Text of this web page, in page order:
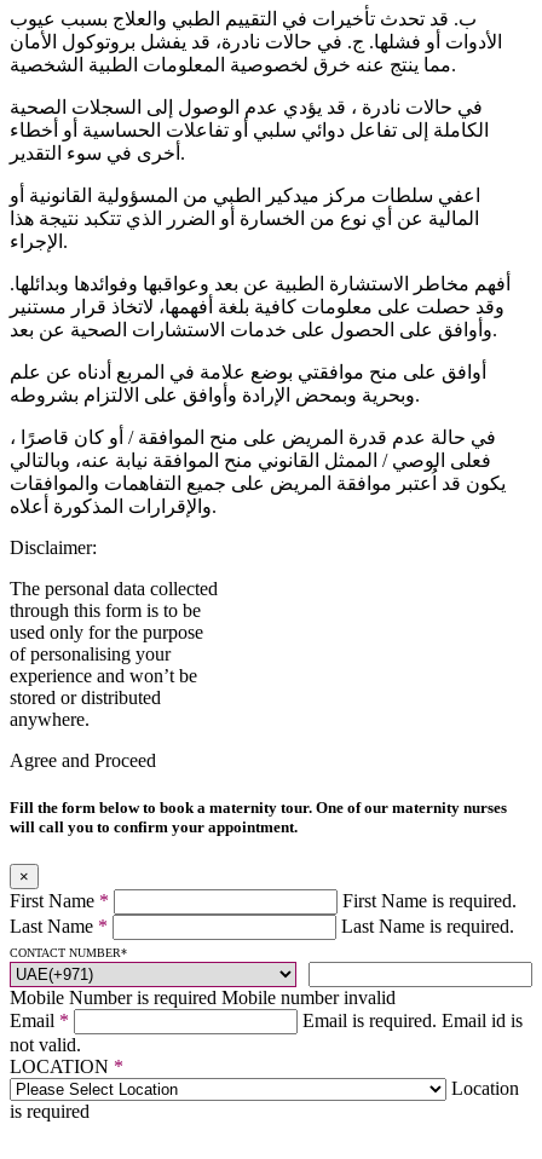
ب. قد تحدث تأخيرات في التقييم الطبي والعلاج بسبب عيوب
الأدوات أو فشلها. ج. في حالات نادرة، قد يفشل بروتوكول الأمان
مما ينتج عنه خرق لخصوصية المعلومات الطبية الشخصية.
في حالات نادرة ، قد يؤدي عدم الوصول إلى السجلات الصحية
الكاملة إلى تفاعل دوائي سلبي أو تفاعلات الحساسية أو أخطاء
أخرى في سوء التقدير.
اعفي سلطات مركز ميدكير الطبي من المسؤولية القانونية أو
المالية عن أي نوع من الخسارة أو الضرر الذي تتكبد نتيجة هذا
الإجراء.
أفهم مخاطر الاستشارة الطبية عن بعد وعواقبها وفوائدها وبدائلها.
وقد حصلت على معلومات كافية بلغة أفهمها، لاتخاذ قرار مستنير
وأوافق على الحصول على خدمات الاستشارات الصحية عن بعد.
أوافق على منح موافقتي بوضع علامة في المربع أدناه عن علم
وبحرية وبمحض الإرادة وأوافق على الالتزام بشروطه.
في حالة عدم قدرة المريض على منح الموافقة / أو كان قاصرًا ،
فعلى الوصي / الممثل القانوني منح الموافقة نيابة عنه، وبالتالي
يكون قد اُعتبر موافقة المريض على جميع التفاهمات والموافقات
والإقرارات المذكورة أعلاه.
Disclaimer:
The personal data collected
through this form is to be
used only for the purpose
of personalising your
experience and won’t be
stored or distributed
anywhere.
Agree and Proceed
Fill the form below to book a maternity tour. One of our maternity nurses
will call you to confirm your appointment.
×
First Name *
First Name is required.
Last Name * Last Name is required.
CONTACT NUMBER*
Mobile Number is required Mobile number invalid
Email * Email is required. Email id is
not valid.
LOCATION *
Location
is required